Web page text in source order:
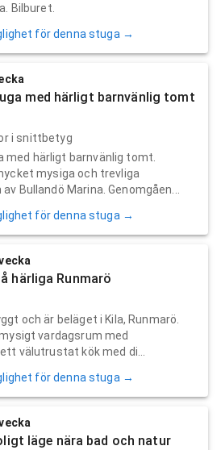
Bilburet.
för denna stuga →
med härligt barnvänlig tomt
i snittbetyg
med härligt barnvänlig tomt.
mysiga och trevliga
Bullandö Marina. Genomgåen...
för denna stuga →
härliga Runmarö
och är beläget i Kila, Runmarö.
vardagsrum med
välutrustat kök med di...
för denna stuga →
läge nära bad och natur